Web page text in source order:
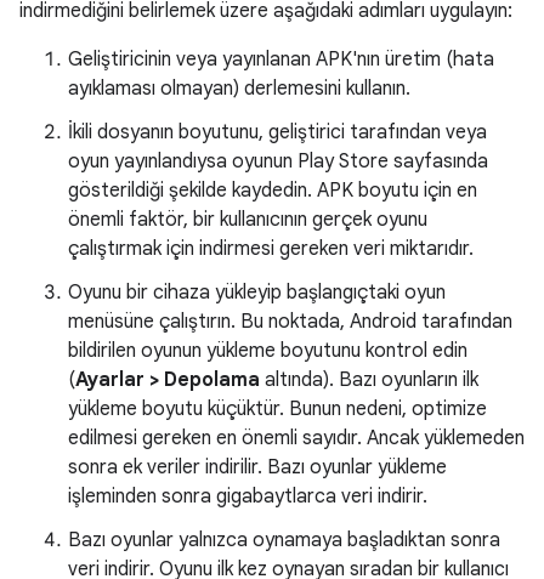
indirmediğini belirlemek üzere aşağıdaki adımları uygulayın:
Geliştiricinin veya yayınlanan APK'nın üretim (hata
ayıklaması olmayan) derlemesini kullanın.
İkili dosyanın boyutunu, geliştirici tarafından veya
oyun yayınlandıysa oyunun Play Store sayfasında
gösterildiği şekilde kaydedin. APK boyutu için en
önemli faktör, bir kullanıcının gerçek oyunu
çalıştırmak için indirmesi gereken veri miktarıdır.
Oyunu bir cihaza yükleyip başlangıçtaki oyun
menüsüne çalıştırın. Bu noktada, Android tarafından
bildirilen oyunun yükleme boyutunu kontrol edin
(Ayarlar > Depolama altında). Bazı oyunların ilk
yükleme boyutu küçüktür. Bunun nedeni, optimize
edilmesi gereken en önemli sayıdır. Ancak yüklemeden
sonra ek veriler indirilir. Bazı oyunlar yükleme
işleminden sonra gigabaytlarca veri indirir.
Bazı oyunlar yalnızca oynamaya başladıktan sonra
veri indirir. Oyunu ilk kez oynayan sıradan bir kullanıcı